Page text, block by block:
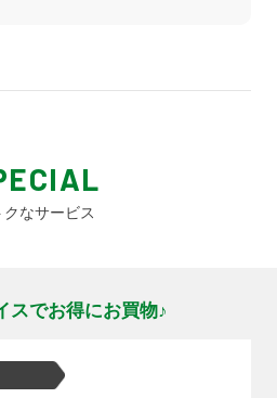
クなサービス
スでお得にお買物♪